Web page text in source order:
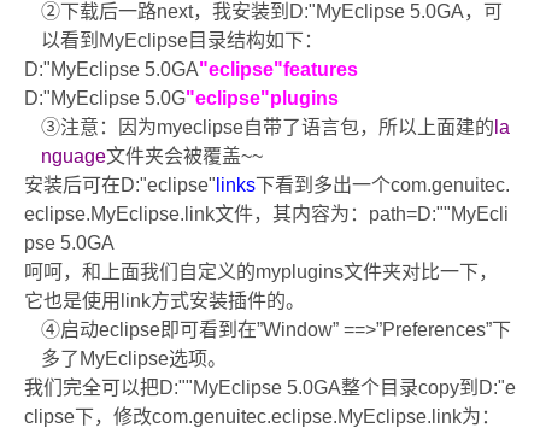
②下载后一路next，我安装到 D:"MyEclipse 5.0GA，可
以看到 MyEclipse目录结构如下：
D:"MyEclipse 5.0GA"eclipse"features
D:"MyEclipse 5.0G"eclipse"plugins
③注意：因为myeclipse自带了语言包，所以上面建的 la
nguage文件夹会被覆盖~~
安装后可在D:"eclipse" links下看到多出一个com.genuitec.
eclipse.MyEclipse.link文件，其内容为： path=D:""MyEcli
pse 5.0GA
呵呵，和上面我们自定义的myplugins文件夹对比一下，
它也是使用 link方式安装插件的。
④启动eclipse即可看到 在”Window” ==>”Preferences”下
多了 MyEclipse选项。
我们完全可以把D:""MyEclipse 5.0GA整个目录copy到 D:"e
clipse下，修改com.genuitec.eclipse.MyEclipse.link为：